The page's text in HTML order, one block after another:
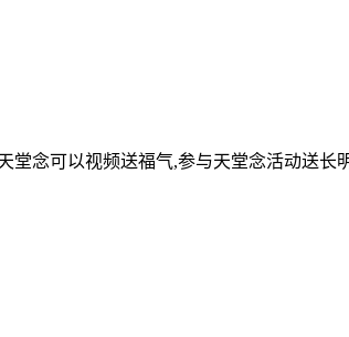
堂念可以视频送福气,参与天堂念活动送长